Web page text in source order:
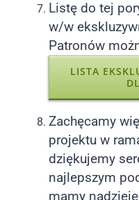
Listę do tej
w/w
Patronów
LISTA
Zachęcamy
projektu w
dziękujemy
najlepszym
mamy